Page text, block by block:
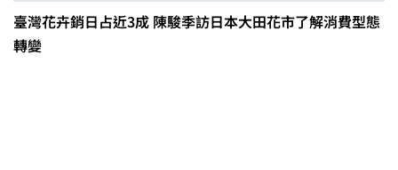
臺灣花卉銷日占近3成 陳駿季訪日本大田花市了解消費型態
轉變